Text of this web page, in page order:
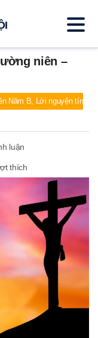
niên –
Năm B, Lời nguyện tín
luận
thích